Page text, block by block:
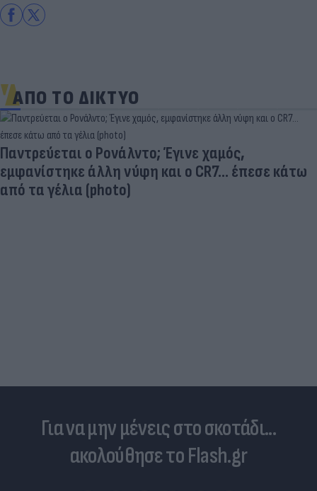
ΑΠΟ ΤΟ ΔΙΚΤΥΟ
Παντρεύεται ο Ρονάλντο; Έγινε χαμός,
εμφανίστηκε άλλη νύφη και ο CR7… έπεσε κάτω
από τα γέλια (photo)
Για να μην μένεις στο σκοτάδι...
ακολούθησε το Flash.gr